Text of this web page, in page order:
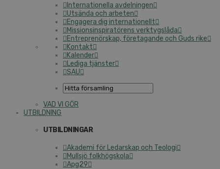
Internationella avdelningen
Utsända och arbeten
Engagera dig internationellt
Missionsinspiratörens verktygslåda
Entreprenörskap, företagande och Guds rike
Kontakt
Kalender
Lediga tjänster
SAU
VAD VI GÖR
UTBILDNING
UTBILDNINGAR
Akademi för Ledarskap och Teologi
Mullsjö folkhögskola
Apg29